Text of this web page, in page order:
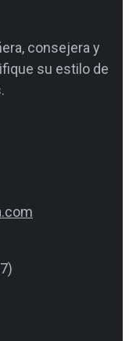
consejera y
su estilo de